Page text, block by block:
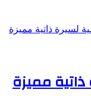
ذاتية مميزة